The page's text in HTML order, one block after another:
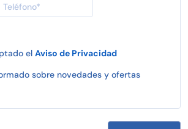
el Aviso de Privacidad
sobre novedades y ofertas